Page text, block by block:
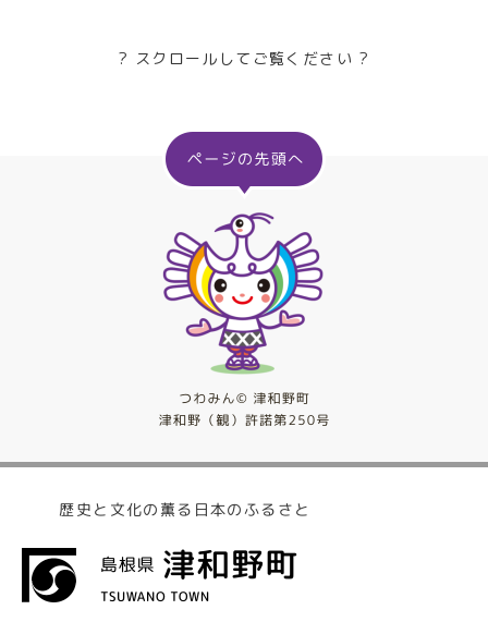
? スクロールしてご覧ください ?
歴史と文化の薫る日本のふるさと